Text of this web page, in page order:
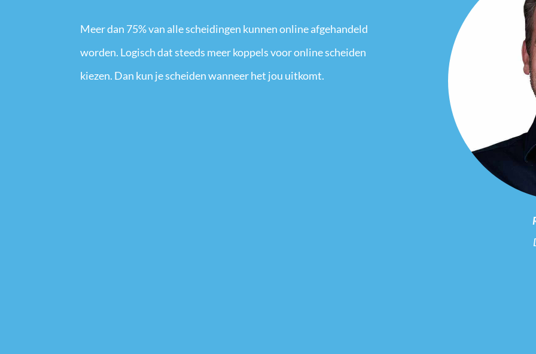
Meer dan 75% van alle scheidingen kunnen online afgehandeld
worden. Logisch dat steeds meer koppels voor online scheiden
kiezen. Dan kun je scheiden wanneer het jou uitkomt.